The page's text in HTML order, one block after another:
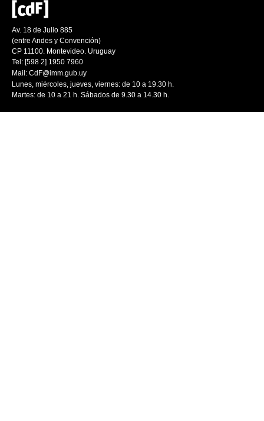
Av. 18 de Julio 885
(entre Andes y Convención)
CP 11100. Montevideo. Uruguay
Tel: [598 2] 1950 7960
Mail:
CdF@imm.gub.uy
Lunes, miércoles, jueves, viernes: de 10 a 19.30 h.